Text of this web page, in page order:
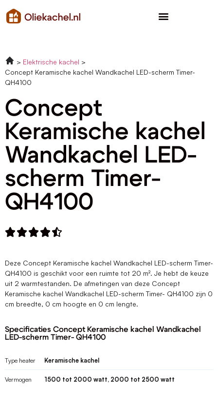
Elektrische kachel
Concept Keramische kachel Wandkachel LED-scherm Timer-
QH4100
Concept
Keramische kachel
Wandkachel LED-
scherm Timer-
QH4100

Deze Concept Keramische kachel Wandkachel LED-scherm Timer-
QH4100 is geschikt voor een ruimte tot 20 m². Je hebt de keuze
uit 2 warmtestanden. De afmetingen van deze Concept
Keramische kachel Wandkachel LED-scherm Timer- QH4100 zijn 0
cm breedte, 0 cm hoogte en 0 cm lengte.
Specificaties Concept Keramische kachel Wandkachel
LED-scherm Timer- QH4100
Type heater Keramische kachel
Vermogen 1500 tot 2000 watt, 2000 tot 2500 watt